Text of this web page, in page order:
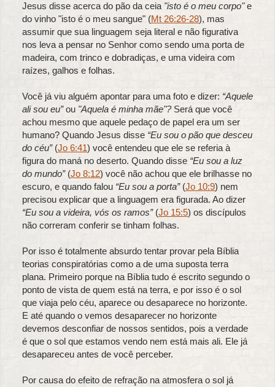
Jesus disse acerca do pão da ceia "isto é o meu corpo"e
do vinho "isto é o meu sangue" (Mt 26:26-28), mas
assumir que sua linguagem seja literal e não figurativa
nos leva a pensar no Senhor como sendo uma porta de
madeira, com trinco e dobradiças, e uma videira com
raízes, galhos e folhas.
Você já viu alguém apontar para uma foto e dizer: “Aquele
ali sou eu”ou "Aquela é minha mãe"? Será que você
achou mesmo que aquele pedaço de papel era um ser
humano? Quando Jesus disse “Eu sou o pão que desceu
do céu” (Jo 6:41) você entendeu que ele se referia à
figura do maná no deserto. Quando disse “Eu sou a luz
do mundo” (Jo 8:12) você não achou que ele brilhasse no
escuro, e quando falou “Eu sou a porta”(Jo 10:9) nem
precisou explicar que a linguagem era figurada. Ao dizer
“Eu sou a videira, vós os ramos”(Jo 15:5) os discípulos
não correram conferir se tinham folhas.
Por isso é totalmente absurdo tentar provar pela Bíblia
teorias conspiratórias como a de uma suposta terra
plana. Primeiro porque na Bíblia tudo é escrito segundo o
ponto de vista de quem está na terra, e por isso é o sol
que viaja pelo céu, aparece ou desaparece no horizonte.
E até quando o vemos desaparecer no horizonte
devemos desconfiar de nossos sentidos, pois a verdade
é que o sol que estamos vendo nem está mais ali. Ele já
desapareceu antes de você perceber.
Por causa do efeito de refração na atmosfera o sol já